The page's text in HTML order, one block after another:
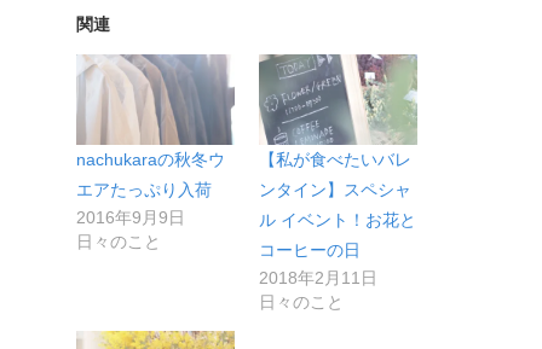
関連
nachukaraの秋冬ウ
エアたっぷり入荷
2016年9月9日
日々のこと
【私が食べたいバレ
ンタイン】スペシャ
ル イベント！お花と
コーヒーの日
2018年2月11日
日々のこと